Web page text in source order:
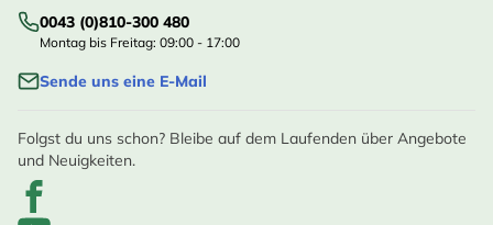
0043 (0)810-300 480
Montag bis Freitag: 09:00 - 17:00
Sende uns eine E-Mail
Folgst du uns schon? Bleibe auf dem Laufenden über Angebote
und Neuigkeiten.